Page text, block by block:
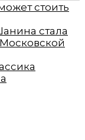
стоить
стала